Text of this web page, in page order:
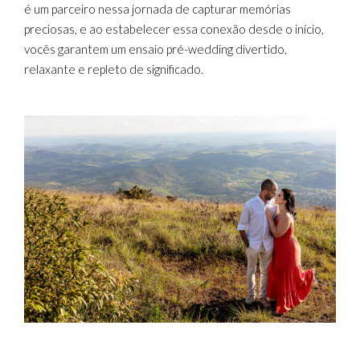
é um parceiro nessa jornada de capturar memórias
preciosas, e ao estabelecer essa conexão desde o início,
vocês garantem um ensaio pré-wedding divertido,
relaxante e repleto de significado.